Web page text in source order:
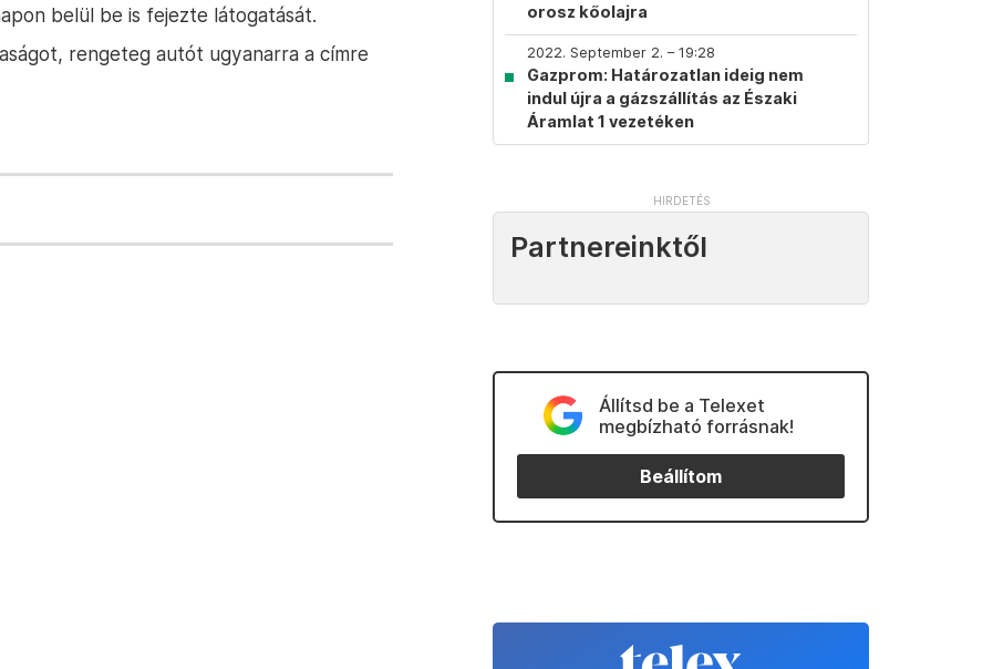
belül be is fejezte látogatását.
rengeteg autót ugyanarra a címre
orosz kőolajra
2022. September 2. – 19:28
Gazprom: Határozatlan ideig nem
indul újra a gázszállítás az Északi
Áramlat 1 vezetéken
Partnereinktől
Állítsd be a Telexet
megbízható forrásnak!
Beállítom